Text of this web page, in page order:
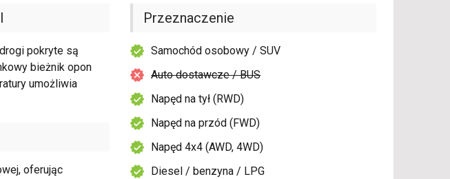
pokryte są
bieżnik opon
umożliwia
oferując
Przeznaczenie
Samochód osobowy / SUV
Auto dostawcze / BUS
Napęd na tył (RWD)
Napęd na przód (FWD)
Napęd 4x4 (AWD, 4WD)
Diesel / benzyna / LPG